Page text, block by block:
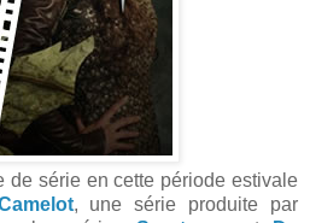
de série en cette période estivale
, une série produite par